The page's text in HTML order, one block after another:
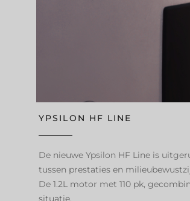
YPSILON HF LINE
De nieuwe Ypsilon HF Line is
tussen prestaties en
De 1.2L motor met 110 pk,
situatie.